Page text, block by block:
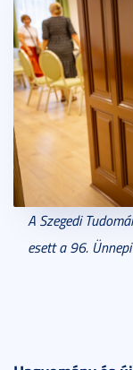
A Szegedi
esett a 96.